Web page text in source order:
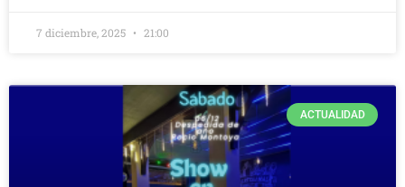
7 diciembre, 2025 21:00
ACTUALIDAD